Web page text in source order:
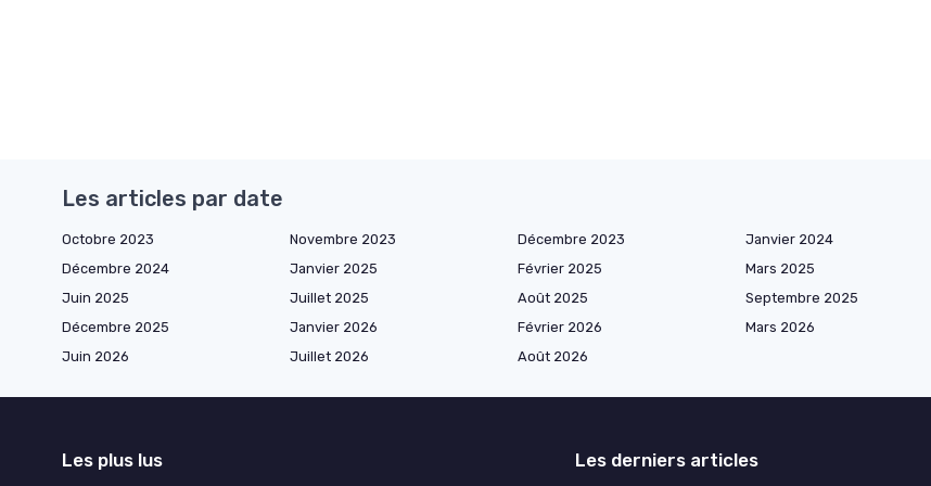
Les articles par date
Octobre 2023 Novembre 2023 Décembre 2023 Janvier 2024
Décembre 2024
Janvier 2025 Février 2025 Mars 2025
Juin 2025
Juillet 2025 Août 2025 Septembre 2025
Décembre 2025
Janvier 2026 Février 2026 Mars 2026
Juin 2026
Juillet 2026 Août 2026
Les plus lus Les derniers articles